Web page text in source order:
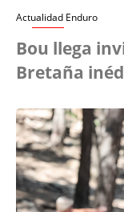
Actualidad Enduro
Bou llega
Bretaña